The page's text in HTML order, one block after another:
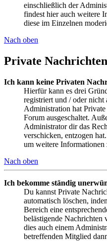
einschließlich der
findest hier auch weitere
diese im Einzelnen
Nach oben
Private Nachrichten
Ich kann keine Privaten
Hierfür kann es drei
registriert und / oder nicht
Administration hat
Forum ausgeschaltet.
Administrator dir das
verschicken, entzogen
um weitere Informationen
Nach oben
Ich bekomme ständig
Du kannst Private
automatisch löschen,
Bereich eine
belästigende Nachrichten
dies auch einem
betreffenden Mitglied